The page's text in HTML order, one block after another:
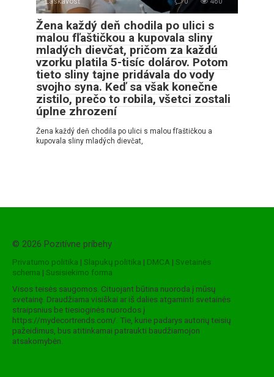
Žena každý deň chodila po ulici s
malou fľaštičkou a kupovala sliny
mladých dievčat, pričom za každú
vzorku platila 5-tisíc dolárov. Potom
tieto sliny tajne pridávala do vody
svojho syna. Keď sa však konečne
zistilo, prečo to robila, všetci zostali
úplne zhrození
Žena každý deň chodila po ulici s malou fľaštičkou a
kupovala sliny mladých dievčat,
© 2026 Pozitívne príbehy
Privatumo politika | Slapukų politika | DMCA | Svetainės
schema | Susisiekimo forma
Visos teisės saugomos. Cituojant būtina nuoroda į mūsų
svetainę. Draudžiama visiškai ar iš dalies atgaminti svetainės
straipsnius be tiesioginės nuorodos į
https://mydecortrends.com/. Tie, kurie padarys autorių teisių
pažeidimus, bus atitinkamai patraukti baudžiamojon
atsakomybėn.